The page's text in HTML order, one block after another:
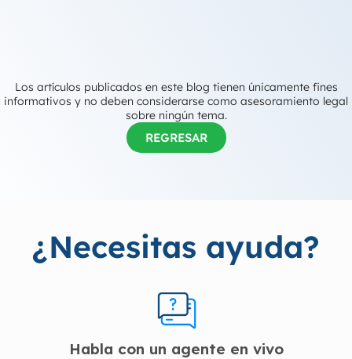
Los artículos publicados en este blog tienen únicamente fines
informativos y no deben considerarse como asesoramiento legal
sobre ningún tema.
REGRESAR
¿Necesitas ayuda?
Habla con un agente en vivo